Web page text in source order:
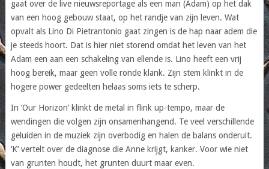
gaat over de live nieuwsreportage als een man (Adam) op het dak
van een hoog gebouw staat, op het randje van zijn leven. Wat
opvalt als Lino Di Pietrantonio gaat zingen is de hap naar adem die
je steeds hoort. Dat is hier niet storend omdat het leven van het
Adam een aan een schakeling van ellende is. Lino heeft een vrij
hoog bereik, maar geen volle ronde klank. Zijn stem klinkt in de
hogere power gedeelten helaas soms iets te scherp.
In ‘Our Horizon’ klinkt de metal in flink up-tempo, maar de
wendingen die volgen zijn onsamenhangend. Te veel verschillende
geluiden in de muziek zijn overbodig en halen de balans onderuit.
‘K’ vertelt over de diagnose die Anne krijgt, kanker. Voor wie niet
van grunten houdt, het grunten duurt maar even.